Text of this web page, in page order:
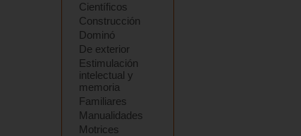
Científicos
Construcción
Dominó
De exterior
Estimulación
intelectual y
memoria
Familiares
Manualidades
Motrices